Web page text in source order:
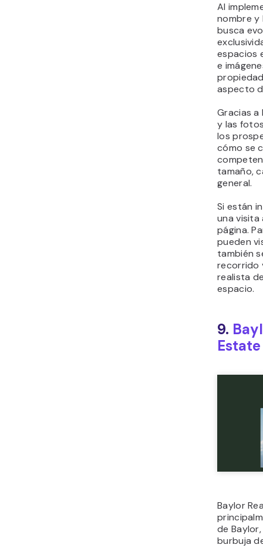
Al
nombre y
busca
espacios
e
aspecto
Gracias
y las
los
cómo se
tamaño,
general.
Si están
una visita
página.
pueden
también
recorrido
realista
espacio.
9.
Baylor
de
burbuja